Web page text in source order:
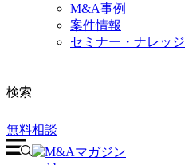
M&A事例
案件情報
セミナー・ナレッジ
検索
無料相談